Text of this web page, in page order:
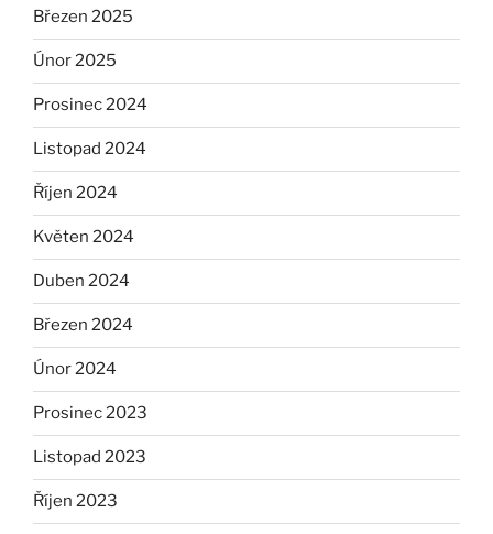
Březen 2025
Únor 2025
Prosinec 2024
Listopad 2024
Říjen 2024
Květen 2024
Duben 2024
Březen 2024
Únor 2024
Prosinec 2023
Listopad 2023
Říjen 2023